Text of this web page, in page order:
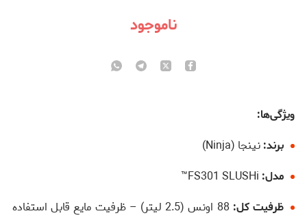
ناموجود
ویژگی‌ها:
برند:نینجا (Ninja)
مدل:
ظرفیت کل:
88 اونس (2.5 لیتر) – ظرفیت مایع قابل استفاده